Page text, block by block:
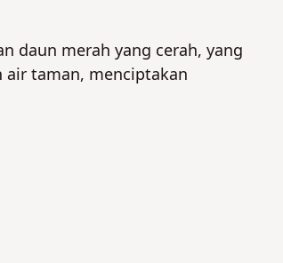
daun merah yang cerah, yang
air taman, menciptakan